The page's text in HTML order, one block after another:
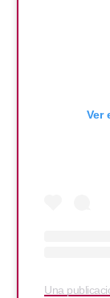
Ver